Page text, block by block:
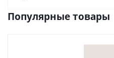
Популярные товары